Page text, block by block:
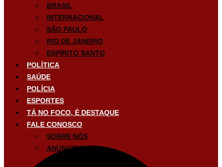
BRASIL
INTERNACIONAL
SÃO PAULO
RIO DE JANEIRO
ESPÍRITO SANTO
POLÍTICA
SAÚDE
POLÍCIA
ESPORTES
TÁ NO FOCO, É DESTAQUE
FALE CONOSCO
SOBRE NÓS
ANUNCIE AQUI